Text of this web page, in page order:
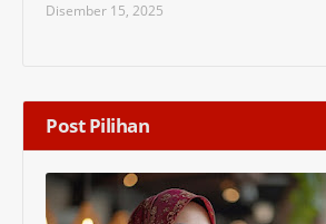
Disember 15, 2025
Post Pilihan